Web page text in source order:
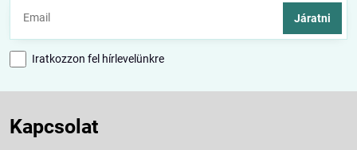
Járatni
Iratkozzon fel hírlevelünkre
Kapcsolat